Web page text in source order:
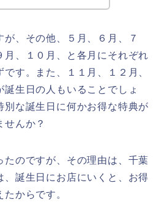
、その他、５月、６月、７
月、１０月、と各月にそれぞれ
す。また、１１月、１２月、
誕生日の人もいることでしょ
別な誕生日に何かお得な特典が
せんか？
たのですが、その理由は、千葉
、誕生日にお店にいくと、お得
からです。